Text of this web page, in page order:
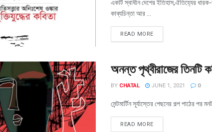
একটি স্বাধীন দেশের ইতিহাস,ঐতিহ্যের
কাব্যচিন্তা আর ...
READ MORE
অনন্ত পৃথ্বীরাজের তিনটি
BY CHATAL JUNE 1, 2021 0
সেন্টমার্টিন সূর্যাস্তের পেছনের গল্প পাঠের
READ MORE